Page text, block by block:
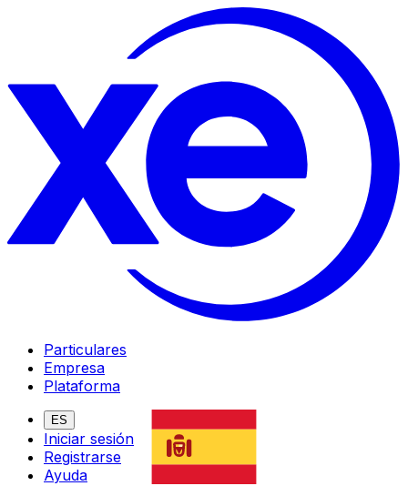
Particulares
Empresa
Plataforma
ES
Iniciar sesión
Registrarse
Ayuda